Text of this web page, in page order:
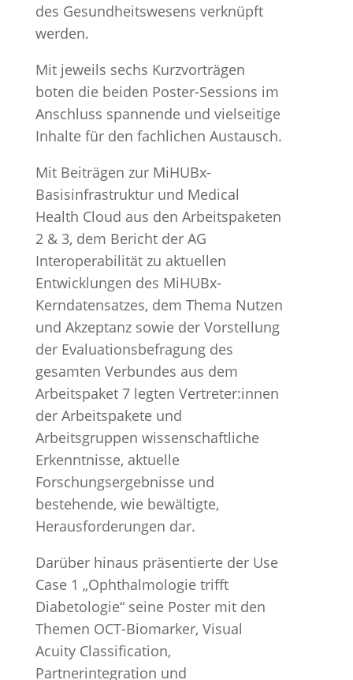
des Gesundheitswesens verknüpft
werden.
Mit jeweils sechs Kurzvorträgen
boten die beiden Poster-Sessions im
Anschluss spannende und vielseitige
Inhalte für den fachlichen Austausch.
Mit Beiträgen zur MiHUBx-
Basisinfrastruktur und Medical
Health Cloud aus den Arbeitspaketen
2 & 3, dem Bericht der AG
Interoperabilität zu aktuellen
Entwicklungen des MiHUBx-
Kerndatensatzes, dem Thema Nutzen
und Akzeptanz sowie der Vorstellung
der Evaluationsbefragung des
gesamten Verbundes aus dem
Arbeitspaket 7 legten Vertreter:innen
der Arbeitspakete und
Arbeitsgruppen wissenschaftliche
Erkenntnisse, aktuelle
Forschungsergebnisse und
bestehende, wie bewältigte,
Herausforderungen dar.
Darüber hinaus präsentierte der Use
Case 1 „Ophthalmologie trifft
Diabetologie“ seine Poster mit den
Themen OCT-Biomarker, Visual
Acuity Classification,
Partnerintegration und